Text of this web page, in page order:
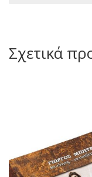
Σχετικά